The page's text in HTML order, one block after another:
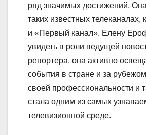
ряд значимых достижений.
таких известных телеканалах,
и «Первый канал». Елену
увидеть в роли ведущей
репортера, она активно
события в стране и за
своей профессиональности и
стала одним из самых
телевизионной среде.